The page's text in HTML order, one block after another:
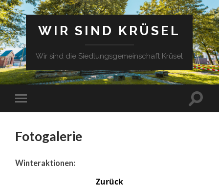
WIR SIND KRÜSEL
Wir sind die Siedlungsgemeinschaft Krüsel
Fotogalerie
Winteraktionen:
Zurück